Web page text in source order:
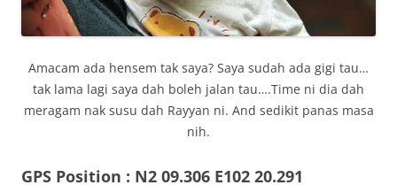
Amacam ada hensem tak saya? Saya sudah ada gigi tau…
tak lama lagi saya dah boleh jalan tau….Time ni dia dah
meragam nak susu dah Rayyan ni. And sedikit panas masa
nih.
GPS Position : N2 09.306 E102 20.291